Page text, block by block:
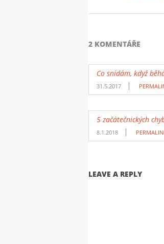
2 KOMENTÁŘE
Co snídám, když
31.5.2017
5 začátečnických
8.1.2018
LEAVE A REPLY